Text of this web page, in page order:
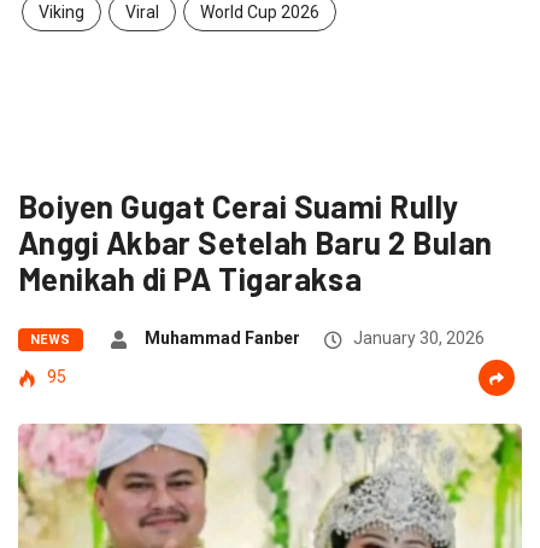
Viking Viral World Cup 2026
Boiyen Gugat Cerai Suami Rully
Anggi Akbar Setelah Baru 2 Bulan
Menikah di PA Tigaraksa
NEWS Muhammad Fanber
January 30, 2026
95